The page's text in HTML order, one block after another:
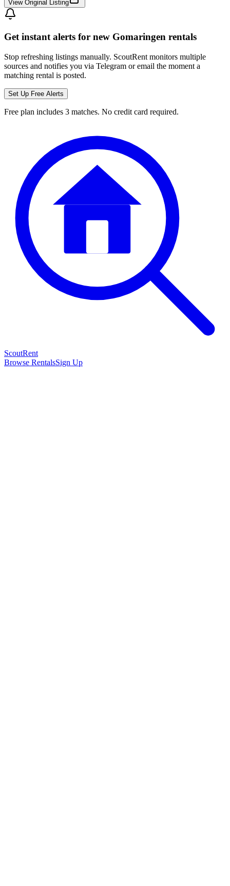
View Original Listing
Get instant alerts for new Gomaringen rentals
Stop refreshing listings manually. ScoutRent monitors multiple
sources and notifies you via Telegram or email the moment a
matching rental is posted.
Set Up Free Alerts
Free plan includes 3 matches. No credit card required.
ScoutRent
Browse RentalsSign Up